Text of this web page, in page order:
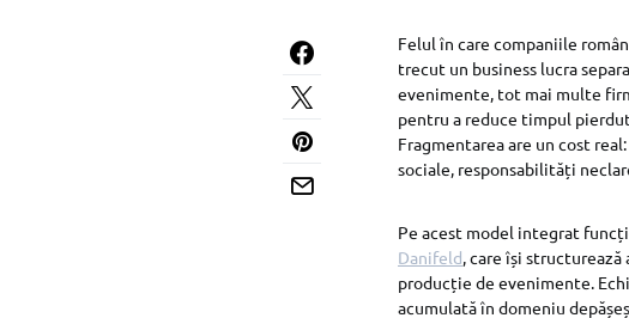
Felul în care companiile
trecut un business lucra
evenimente, tot mai multe
pentru a reduce timpul
Fragmentarea are un cost
sociale, responsabilități
Pe acest model integrat
Danifeld, care își
producție de evenimente.
acumulată în domeniu